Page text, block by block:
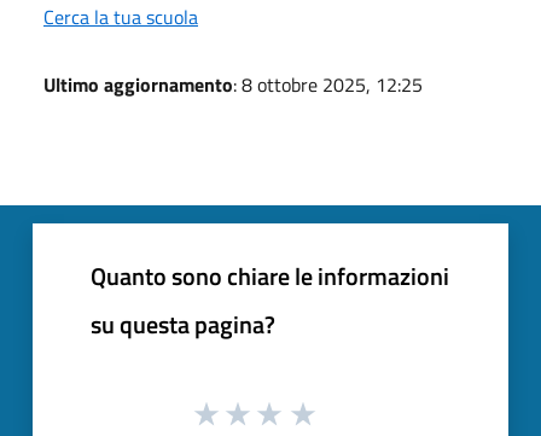
Cerca la tua scuola
Ultimo aggiornamento: 8 ottobre 2025, 12:25
Quanto sono chiare le informazioni
su questa pagina?